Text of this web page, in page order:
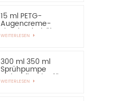
15 ml PETG-
Augencreme-
Flaschenbehälter
mit Applikator aus
WEITERLESEN
300 ml 350 ml
Sprühpumpe
Lotionsflasche für
Shampoo
WEITERLESEN